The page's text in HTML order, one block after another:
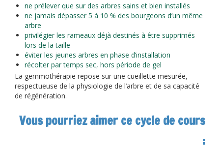
ne prélever que sur des arbres sains et bien installés
ne jamais dépasser 5 à 10 % des bourgeons d’un même
arbre
privilégier les rameaux déjà destinés à être supprimés
lors de la taille
éviter les jeunes arbres en phase d’installation
récolter par temps sec, hors période de gel
La gemmothérapie repose sur une cueillette mesurée,
respectueuse de la physiologie de l’arbre et de sa capacité
de régénération.
Vous pourriez aimer ce cycle de cours
: